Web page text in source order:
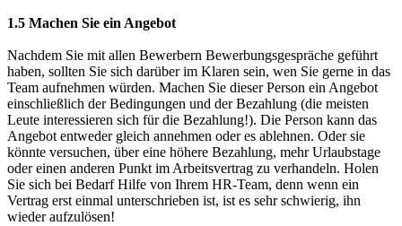
1.5 Machen Sie ein Angebot
Nachdem Sie mit allen Bewerbern Bewerbungsgespräche geführt
haben, sollten Sie sich darüber im Klaren sein, wen Sie gerne in das
Team aufnehmen würden. Machen Sie dieser Person ein Angebot
einschließlich der Bedingungen und der Bezahlung (die meisten
Leute interessieren sich für die Bezahlung!). Die Person kann das
Angebot entweder gleich annehmen oder es ablehnen. Oder sie
könnte versuchen, über eine höhere Bezahlung, mehr Urlaubstage
oder einen anderen Punkt im Arbeitsvertrag zu verhandeln. Holen
Sie sich bei Bedarf Hilfe von Ihrem HR-Team, denn wenn ein
Vertrag erst einmal unterschrieben ist, ist es sehr schwierig, ihn
wieder aufzulösen!